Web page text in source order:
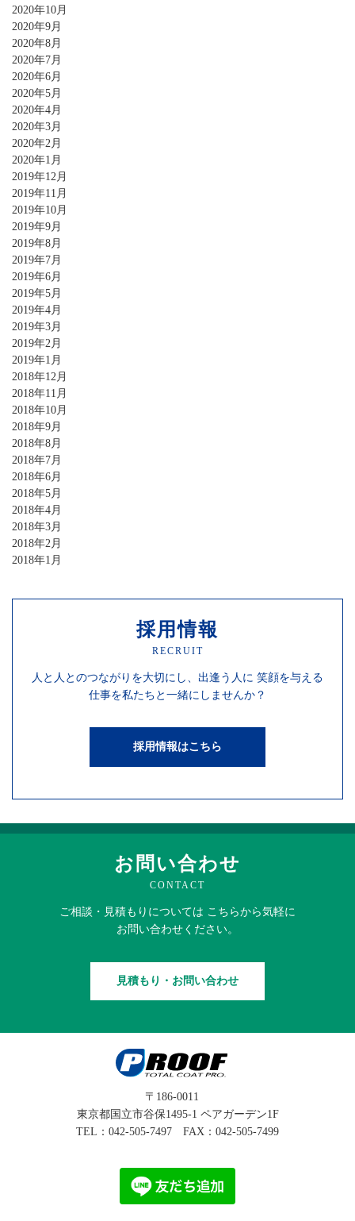
2020年10月
2020年9月
2020年8月
2020年7月
2020年6月
2020年5月
2020年4月
2020年3月
2020年2月
2020年1月
2019年12月
2019年11月
2019年10月
2019年9月
2019年8月
2019年7月
2019年6月
2019年5月
2019年4月
2019年3月
2019年2月
2019年1月
2018年12月
2018年11月
2018年10月
2018年9月
2018年8月
2018年7月
2018年6月
2018年5月
2018年4月
2018年3月
2018年2月
2018年1月
採用情報
RECRUIT
人と人とのつながりを大切にし、 出逢う人に 笑顔を与える
仕事を私たちと一緒にしませんか？
採用情報はこちら
お問い合わせ
CONTACT
ご相談・見積もりについては こちらから気軽に
お問い合わせください。
見積もり・お問い合わせ
〒186-0011
東京都国立市谷保1495-1 ペアガーデン1F
TEL： 042-505-7497 FAX：042-505-7499